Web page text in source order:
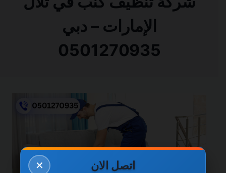
الإمارات – دبي
0501270935
✕ اتصل الان